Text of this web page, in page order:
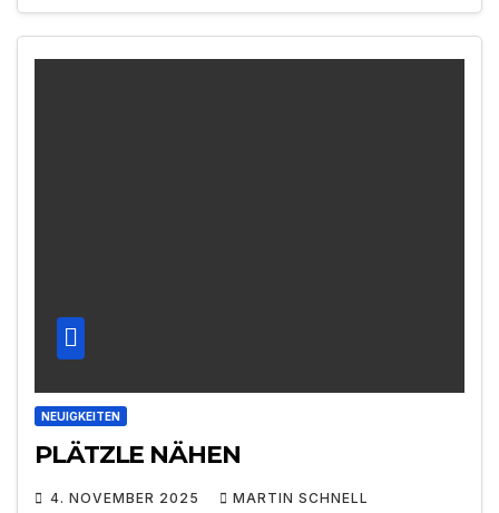
NEUIGKEITEN
PLÄTZLE NÄHEN
4. NOVEMBER 2025 MARTIN SCHNELL